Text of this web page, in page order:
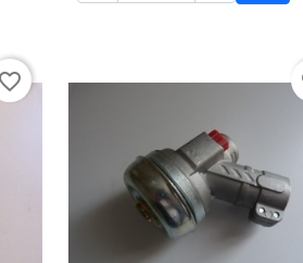
au panier
favorite_border